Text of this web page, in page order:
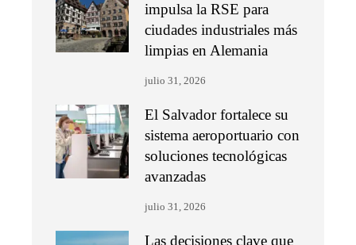
impulsa la RSE para
ciudades industriales más
limpias en Alemania
julio 31, 2026
El Salvador fortalece su
sistema aeroportuario con
soluciones tecnológicas
avanzadas
julio 31, 2026
Las decisiones clave que